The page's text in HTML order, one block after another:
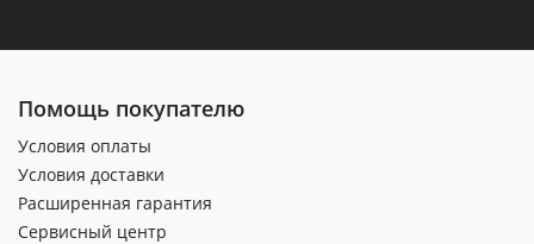
Помощь покупателю
Условия оплаты
Условия доставки
Расширенная гарантия
Сервисный центр